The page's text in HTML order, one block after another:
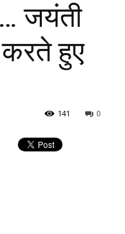
… जयंती
करते हुए
0
141